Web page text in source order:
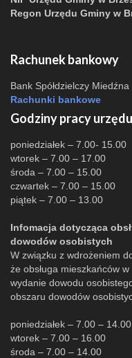
Regon Urzędu Gminy w
Rachunek bankowy
Bank Spółdzielczy
Rachunki bankowe
Godziny pracy urzędu
poniedziałek – 7.00- 15.00
wtorek – 7.00 – 17.00
środa – 7.00 – 15.00
czwartek – 7.00 – 15.00
piątek – 7.00 – 13.00
Infomacja dotycząca
dowodów osobistych
W związku z wdrożeniem
że obsługa mieszkańców
wydanie dowodu
obszaru dowodów
poniedziałek – 7.00 – 14.00
wtorek – 7.00 – 16.00
środa – 7.00 – 14.00